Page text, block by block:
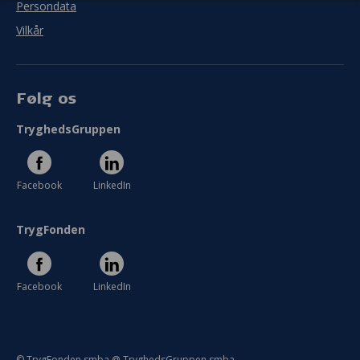
Persondata
Vilkår
Følg os
TryghedsGruppen
Facebook LinkedIn
TrygFonden
Facebook LinkedIn